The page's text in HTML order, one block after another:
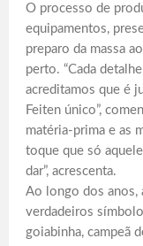
O processo de
equipamentos,
preparo da massa
perto. “Cada
acreditamos que é
Feiten único”,
matéria-prima e as
toque que só
dar”, acrescenta.
Ao longo dos anos,
verdadeiros
goiabinha, campeã